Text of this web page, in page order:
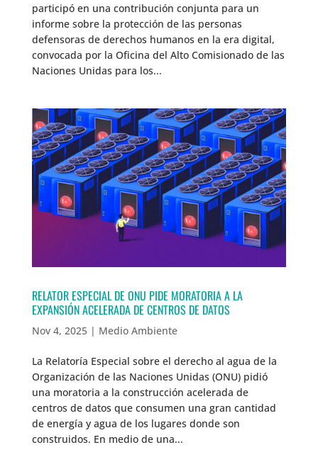
participó en una contribución conjunta para un
informe sobre la protección de las personas
defensoras de derechos humanos en la era digital,
convocada por la Oficina del Alto Comisionado de las
Naciones Unidas para los...
RELATOR ESPECIAL DE ONU PIDE MORATORIA A LA
EXPANSIÓN ACELERADA DE CENTROS DE DATOS
Nov 4, 2025| Medio Ambiente
La Relatoría Especial sobre el derecho al agua de la
Organización de las Naciones Unidas (ONU) pidió
una moratoria a la construcción acelerada de
centros de datos que consumen una gran cantidad
de energía y agua de los lugares donde son
construidos. En medio de una...